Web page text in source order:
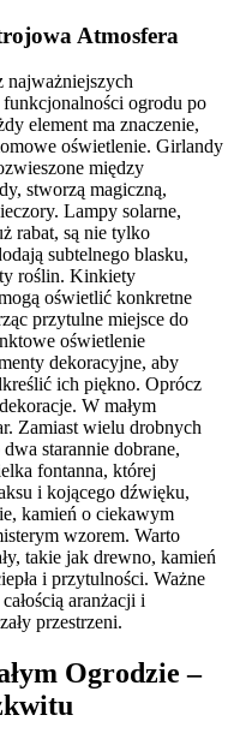
Atmosfera
najważniejszych
ogrodu po
element ma znaczenie,
oświetlenie. Girlandy
między
stworzą magiczną,
Lampy solarne,
rabat, są nie tylko
subtelnego blasku,
roślin. Kinkiety
oświetlić konkretne
przytulne miejsce do
oświetlenie
dekoracyjne, aby
ich piękno. Oprócz
W małym
Zamiast wielu drobnych
starannie dobrane,
fontanna, której
i kojącego dźwięku,
kamień o ciekawym
wzorem. Warto
takie jak drewno, kamień
i przytulności. Ważne
aranżacji i
przestrzeni.
Ogrodzie –